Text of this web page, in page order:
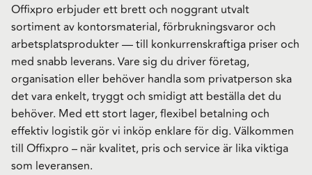
Offixpro erbjuder ett brett och noggrant utvalt
sortiment av kontorsmaterial, förbrukningsvaror och
arbetsplatsprodukter — till konkurrenskraftiga priser och
med snabb leverans. Vare sig du driver företag,
organisation eller behöver handla som privatperson ska
det vara enkelt, tryggt och smidigt att beställa det du
behöver. Med ett stort lager, flexibel betalning och
effektiv logistik gör vi inköp enklare för dig. Välkommen
till Offixpro – när kvalitet, pris och service är lika viktiga
som leveransen.